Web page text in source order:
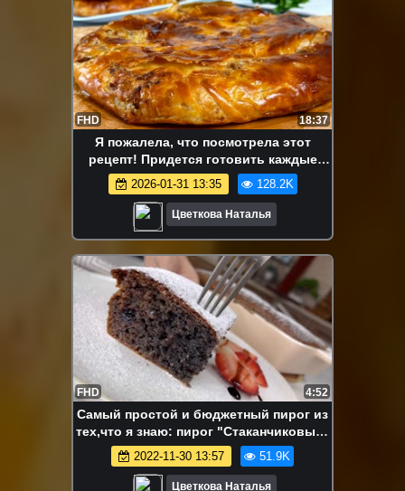
FHD 18:37
Я пожалела, что посмотрела этот
рецепт! Придется готовить каждые
выходные! Гуштли Катлама
2026-01-31 13:35 128.2K
Цветкова Наталья
FHD 4:52
Самый простой и бюджетный пирог из
тех,что я знаю: пирог "Стаканчиковый"
(готовлю столько, сколько помню себя
на кухне)
2022-11-30 13:57 51.9K
Цветкова Наталья